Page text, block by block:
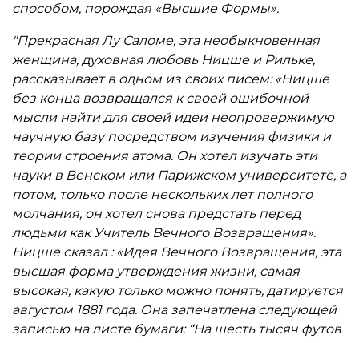
способом, порождая «Высшие Формы».
"Прекрасная Лу Саломе, эта необыкновенная
женщина, духовная любовь Ницше и Рильке,
рассказывает в одном из своих писем: «Ницше
без конца возвращался к своей ошибочной
мысли найти для своей идеи неопровержимую
научную базу посредством изучения физики и
теории строения атома. Он хотел изучать эти
науки в Венском или Парижском университете, а
потом, только после нескольких лет полного
молчания, он хотел снова предстать перед
людьми как Учитель Вечного Возвращения».
Ницше сказал : «Идея Вечного Возвращения, эта
высшая форма утверждения жизни, самая
высокая, какую только можно понять, датируется
августом 1881 года. Она запечатлена следующей
записью на листе бумаги: “На шесть тысяч футов